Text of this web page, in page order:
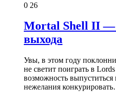
0 26
Mortal Shell II —
выхода
Увы, в этом году
не светит поиграть в
возможность выпуститься
нежелания